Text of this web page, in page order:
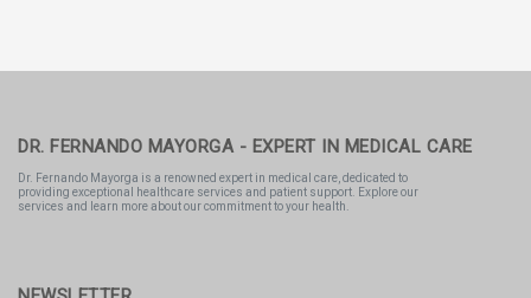
DR. FERNANDO MAYORGA - EXPERT IN MEDICAL CARE
Dr. Fernando Mayorga is a renowned expert in medical care, dedicated to
providing exceptional healthcare services and patient support. Explore our
services and learn more about our commitment to your health.